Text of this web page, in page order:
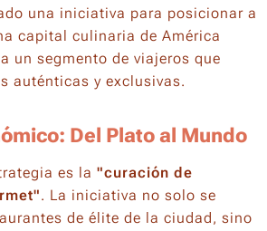
una iniciativa para posicionar a
capital culinaria de América
un segmento de viajeros que
auténticas y exclusivas.
Del Plato al Mundo
es la "curación de
. La iniciativa no solo se
de élite de la ciudad, sino